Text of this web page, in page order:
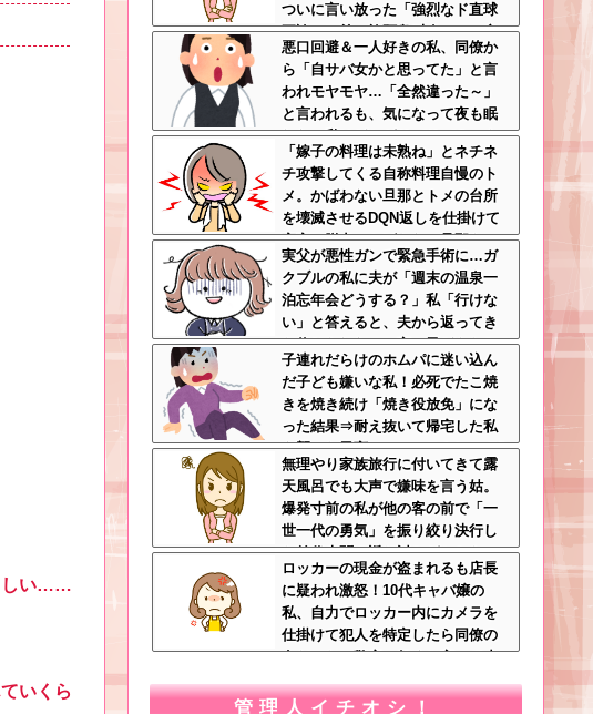
しい……
いくら
ついに言い放った「強烈なド直球
正論」に義一族阿鼻叫喚ｗｗ←怠
け者どもに正論のナイフをグサリ
悪口回避＆一人好きの私、同僚か
ら「自サバ女かと思ってた」と言
われモヤモヤ…「全然違った～」
と言われるも、気になって夜も眠
れない私はどこがサバサバ？←ネ
チネチ気にしてる時点で自サバじ
ゃない
「嫁子の料理は未熟ね」とネチネ
チ攻撃してくる自称料理自慢のト
メ。かばわない旦那とトメの台所
を壊滅させるDQN返しを仕掛けて
実家に脱出←かばわない旦那も一
緒に痛い目見ろ
実父が悪性ガンで緊急手術に…ガ
クブルの私に夫が「週末の温泉一
泊忘年会どうする？」私「行けな
い」と答えると、夫から返ってき
た信じられない一言←子どもたち
の方が何倍も常識的で泣ける
子連れだらけのホムパに迷い込ん
だ子ども嫌いな私！必死でたこ焼
きを焼き続け「焼き役放免」にな
った結果⇒耐え抜いて帰宅した私
を襲った異変ｗｗｗ←ストレスで3
7.5度の熱が出るのは凄まじい
無理やり家族旅行に付いてきて露
天風呂でも大声で嫌味を言う姑。
爆発寸前の私が他の客の前で「一
世一代の勇気」を振り絞り決行し
た前代未聞の返り討ちがこちら←
身体を張った捨て身の反撃すぎる
ロッカーの現金が盗まれるも店長
に疑われ激怒！10代キャバ嬢の
私、自力でロッカー内にカメラを
仕掛けて犯人を特定したら同僚の
女だった…警察へ行くと言って止
揉めして・・・
管理人イチオシ！